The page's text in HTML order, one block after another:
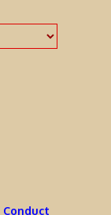
Conduct